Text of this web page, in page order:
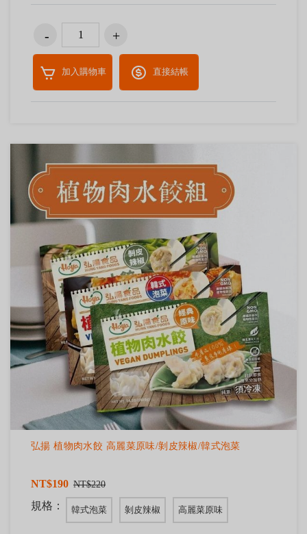
加入購物車 直接結帳
弘揚 植物肉水餃 高麗菜原味/剝皮辣椒/韓式泡菜
NT$190 NT$220
規格： 韓式泡菜 剝皮辣椒 高麗菜原味